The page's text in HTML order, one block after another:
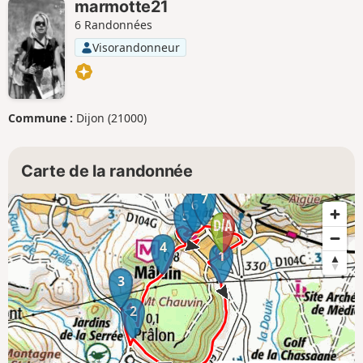
marmotte21
6 Randonnées
Visorandonneur
Commune : Dijon (21000)
Carte de la randonnée
1
2
3
4
5
67